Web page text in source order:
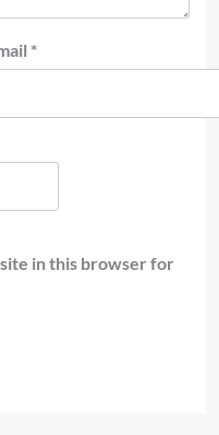
*
in this browser for